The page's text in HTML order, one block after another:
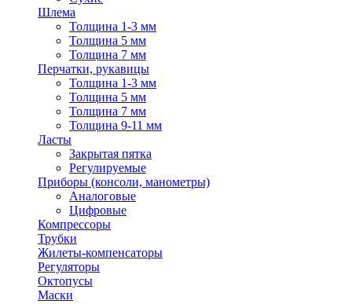
Шлема
Толщина 1-3 мм
Толщина 5 мм
Толщина 7 мм
Перчатки, рукавицы
Толщина 1-3 мм
Толщина 5 мм
Толщина 7 мм
Толщина 9-11 мм
Ласты
Закрытая пятка
Регулируемые
Приборы (консоли, манометры)
Аналоговые
Цифровые
Компрессоры
Трубки
Жилеты-компенсаторы
Регуляторы
Октопусы
Маски